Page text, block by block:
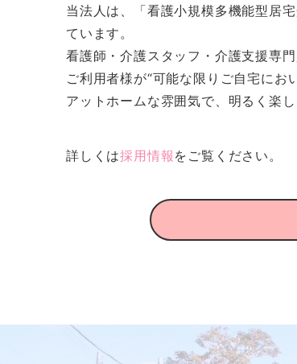
当法人は、「看護小規模多機能型居
ています。
看護師・介護スタッフ・介護支援専
ご利用者様が“可能な限りご自宅にお
アットホームな雰囲気で、明るく楽
詳しくは採用情報 をご覧ください。